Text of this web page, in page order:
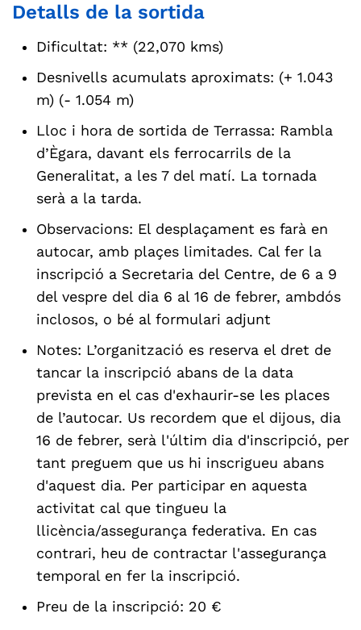
Detalls de la sortida
Dificultat: ** (22,070 kms)
Desnivells acumulats aproximats: (+ 1.043
m) (- 1.054 m)
Lloc i hora de sortida de Terrassa: Rambla
d’Ègara, davant els ferrocarrils de la
Generalitat, a les 7 del matí. La tornada
serà a la tarda.
Observacions: El desplaçament es farà en
autocar, amb plaçes limitades. Cal fer la
inscripció a Secretaria del Centre, de 6 a 9
del vespre del dia 6 al 16 de febrer, ambdós
inclosos, o bé al formulari adjunt
Notes: L’organització es reserva el dret de
tancar la inscripció abans de la data
prevista en el cas d'exhaurir-se les places
de l’autocar. Us recordem que el dijous, dia
16 de febrer, serà l'últim dia d'inscripció, per
tant preguem que us hi inscrigueu abans
d'aquest dia. Per participar en aquesta
activitat cal que tingueu la
llicència/assegurança federativa. En cas
contrari, heu de contractar l'assegurança
temporal en fer la inscripció.
Preu de la inscripció: 20 €